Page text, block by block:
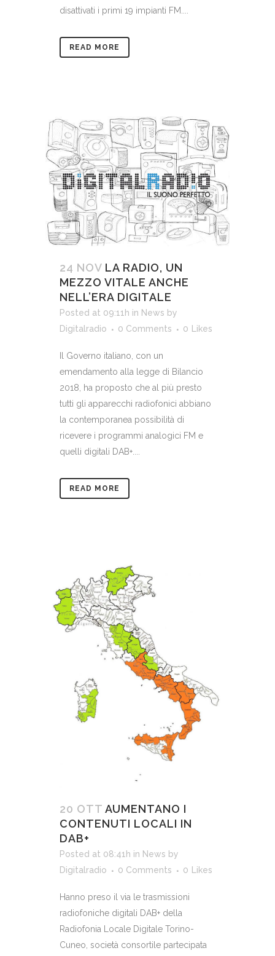
disattivati i primi 19 impianti FM....
READ MORE
24 NOV LA RADIO, UN
MEZZO VITALE ANCHE
NELL’ERA DIGITALE
Posted at 09:11h in News by
Digitalradio
0 Comments 0 Likes
Il Governo italiano, con un
emendamento alla legge di Bilancio
2018, ha proposto che al più presto
tutti gli apparecchi radiofonici abbiano
la contemporanea possibilità di
ricevere i programmi analogici FM e
quelli digitali DAB+....
READ MORE
20 OTT AUMENTANO I
CONTENUTI LOCALI IN
DAB+
Posted at 08:41h in News by
Digitalradio
0 Comments 0 Likes
Hanno preso il via le trasmissioni
radiofoniche digitali DAB+ della
Radiofonia Locale Digitale Torino-
Cuneo, società consortile partecipata